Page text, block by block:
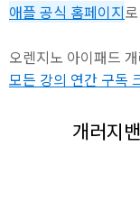
애플 공식 홈페이지
오렌지노 아이패드
모든 강의 연간 구독
개러지